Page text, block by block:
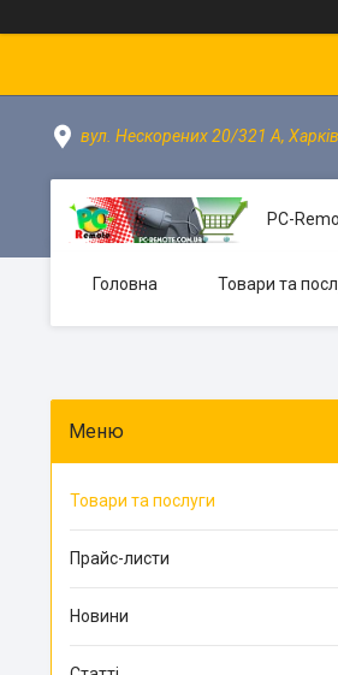
вул. Нескорених 20/321 А,
PC-
Головна Товари та
Товари та послуги
Прайс-листи
Новини